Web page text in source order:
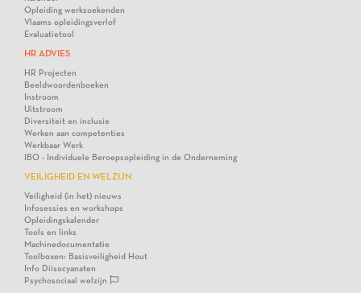
Opleiding werkzoekenden
Vlaams opleidingsverlof
Evaluatietool
HR ADVIES
HR Projecten
Beeldwoordenboeken
Instroom
Uitstroom
Diversiteit en inclusie
Werken aan competenties
Werkbaar Werk
IBO - Individuele Beroepsopleiding in de Onderneming
VEILIGHEID EN WELZIJN
Veiligheid (in het) nieuws
Infosessies en workshops
Opleidingskalender
Tools en links
Machinedocumentatie
Toolboxen: Basisveiligheid Hout
Info Diisocyanaten
Psychosociaal welzijn